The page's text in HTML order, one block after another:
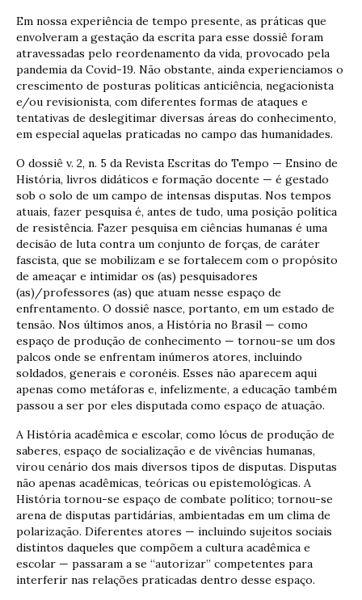
Em nossa experiência de tempo presente, as práticas que
envolveram a gestação da escrita para esse dossiê foram
atravessadas pelo reordenamento da vida, provocado pela
pandemia da Covid-19. Não obstante, ainda experienciamos o
crescimento de posturas políticas anticiência, negacionista
e/ou revisionista, com diferentes formas de ataques e
tentativas de deslegitimar diversas áreas do conhecimento,
em especial aquelas praticadas no campo das humanidades.
O dossiê v. 2, n. 5 da Revista Escritas do Tempo — Ensino de
História, livros didáticos e formação docente — é gestado
sob o solo de um campo de intensas disputas. Nos tempos
atuais, fazer pesquisa é, antes de tudo, uma posição política
de resistência. Fazer pesquisa em ciências humanas é uma
decisão de luta contra um conjunto de forças, de caráter
fascista, que se mobilizam e se fortalecem com o propósito
de ameaçar e intimidar os (as) pesquisadores
(as)/professores (as) que atuam nesse espaço de
enfrentamento. O dossiê nasce, portanto, em um estado de
tensão. Nos últimos anos, a História no Brasil — como
espaço de produção de conhecimento — tornou-se um dos
palcos onde se enfrentam inúmeros atores, incluindo
soldados, generais e coronéis. Esses não aparecem aqui
apenas como metáforas e, infelizmente, a educação também
passou a ser por eles disputada como espaço de atuação.
A História acadêmica e escolar, como lócus de produção de
saberes, espaço de socialização e de vivências humanas,
virou cenário dos mais diversos tipos de disputas. Disputas
não apenas acadêmicas, teóricas ou epistemológicas. A
História tornou-se espaço de combate político; tornou-se
arena de disputas partidárias, ambientadas em um clima de
polarização. Diferentes atores — incluindo sujeitos sociais
distintos daqueles que compõem a cultura acadêmica e
escolar — passaram a se “autorizar” competentes para
interferir nas relações praticadas dentro desse espaço.